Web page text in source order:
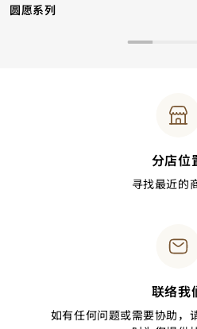
圆愿系列
分店位
寻找最近的
联络我
如有任何问题或需要协助，